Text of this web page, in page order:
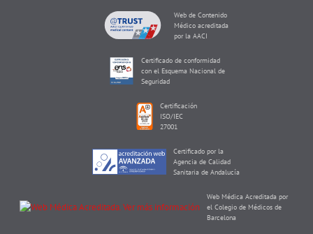
Web de Contenido
Médico acreditada
por la AACI
Certificado de conformidad
con el Esquema Nacional de
Seguridad
Certificación
ISO/IEC
27001
Certificado por la
Agencia de Calidad
Sanitaria de Andalucía
Web Médica Acreditada por
el Colegio de Médicos de
Barcelona